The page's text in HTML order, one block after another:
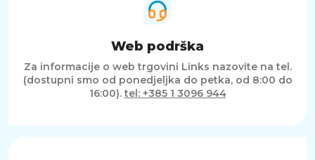
Web podrška
Za informacije o web trgovini Links nazovite na tel.
(dostupni smo od ponedjeljka do petka, od 8:00 do
16:00).tel: +385 1 3096 944